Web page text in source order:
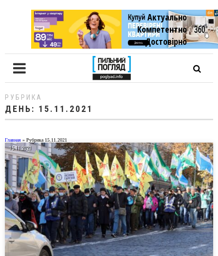
Актуально
Компетентно
Достовiрно
РУБРИКА
ДЕНЬ: 15.11.2021
Главная » Рубрика 15.11.2021
15.11.2021